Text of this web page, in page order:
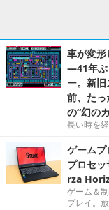
車が変
―41年ぶ
ー。新
前、た
の“幻の
長い時を
ゲーム
プロセ
rza
ゲーム＆
プレイ。